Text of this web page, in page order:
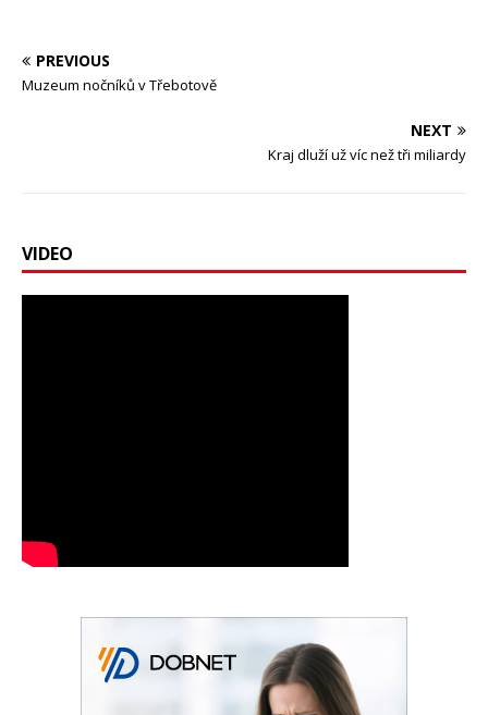
PREVIOUS
Muzeum nočníků v Třebotově
NEXT
Kraj dluží už víc než tři miliardy
VIDEO